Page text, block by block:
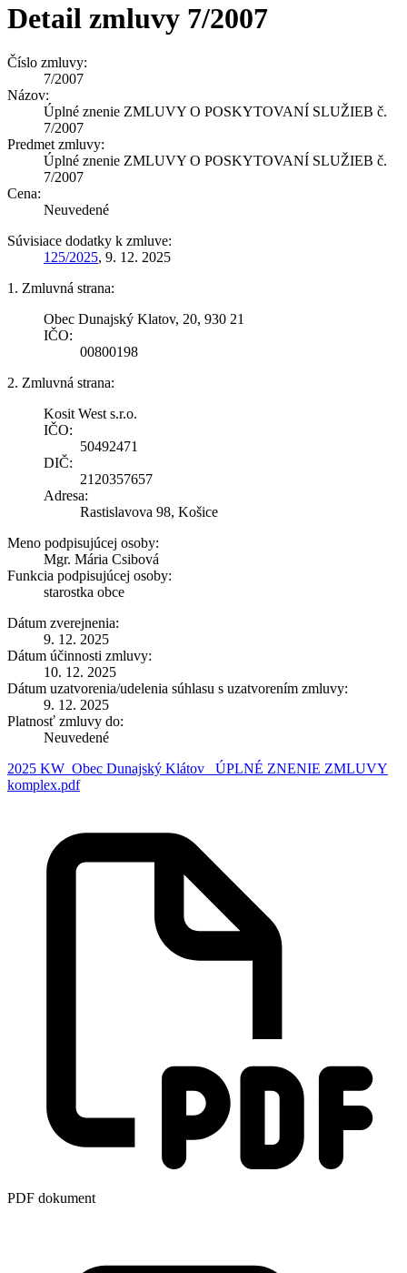
Detail zmluvy 7/2007
Číslo zmluvy:
7/2007
Názov:
Úplné znenie ZMLUVY O POSKYTOVANÍ SLUŽIEB č.
7/2007
Predmet zmluvy:
Úplné znenie ZMLUVY O POSKYTOVANÍ SLUŽIEB č.
7/2007
Cena:
Neuvedené
Súvisiace dodatky k zmluve:
125/2025, 9. 12. 2025
1. Zmluvná strana:
Obec Dunajský Klatov, 20, 930 21
IČO:
00800198
2. Zmluvná strana:
Kosit West s.r.o.
IČO:
50492471
DIČ:
2120357657
Adresa:
Rastislavova 98, Košice
Meno podpisujúcej osoby:
Mgr. Mária Csibová
Funkcia podpisujúcej osoby:
starostka obce
Dátum zverejnenia:
9. 12. 2025
Dátum účinnosti zmluvy:
10. 12. 2025
Dátum uzatvorenia/udelenia súhlasu s uzatvorením zmluvy:
9. 12. 2025
Platnosť zmluvy do:
Neuvedené
2025 KW_Obec Dunajský Klátov_ ÚPLNÉ ZNENIE ZMLUVY
komplex.pdf
PDF dokument